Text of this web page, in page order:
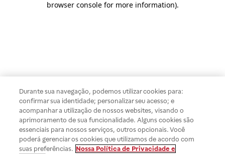
browser console for more information).
Durante sua navegação, podemos utilizar cookies para:
confirmar sua identidade; personalizar seu acesso; e
acompanhar a utilização de nossos websites, visando o
aprimoramento de sua funcionalidade. Alguns cookies são
essenciais para nossos serviços, outros opcionais. Você
poderá gerenciar os cookies que utilizamos de acordo com
suas preferências. Nossa Política de Privacidade e